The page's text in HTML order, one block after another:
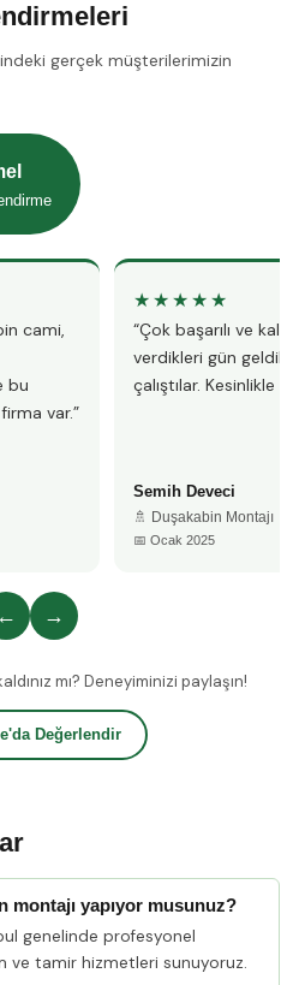
gerçek müşterilerimizin
cami,
bu
var.”
★★★★★
“Çok başarılı ve
verdikleri gün
çalıştılar. Kesinlikle
Semih Deveci
🚿 Duşakabin Montajı
📅 Ocak 2025
← →
mı? Deneyiminizi paylaşın!
Değerlendir
montajı yapıyor musunuz?
genelinde profesyonel
ve tamir hizmetleri sunuyoruz.